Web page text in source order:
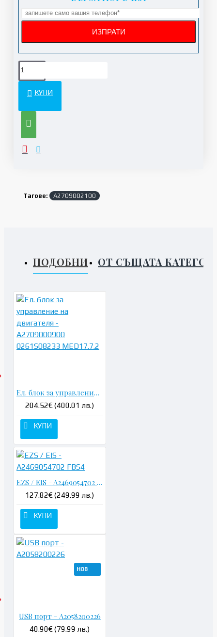
КУПИ
Тагове: A2709002100
ПОДОБНИ ОТ СЪЩАТА
Ел. блок за управление на двигателя - A2709000900 0261S08233 MED17.7.2
204.52€ (400.01 лв.)
КУПИ
EZS / EIS - A2469054702 FBS4
127.82€ (249.99 лв.)
КУПИ
НОВ
USB порт - A2058200226
40.90€ (79.99 лв.)